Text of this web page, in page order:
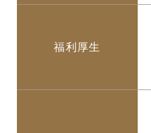
福利厚生